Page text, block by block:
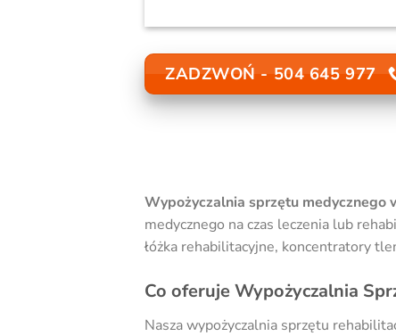
ZADZWOŃ - 504 645 977
Wypożyczalnia sprzętu medycznego
medycznego na czas leczenia lub
łóżka rehabilitacyjne, koncentratory
Co oferuje Wypożyczalnia
Nasza wypożyczalnia sprzętu